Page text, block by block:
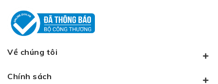
Về chúng tôi
Chính sách